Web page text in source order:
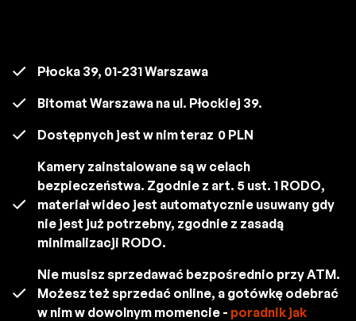
Płocka 39, 01-231 Warszawa
Bitomat Warszawa na ul. Płockiej 39.
Dostępnych jest w nim teraz 0 PLN
Kamery zainstalowane są w celach
bezpieczeństwa. Zgodnie z art. 5 ust. 1 RODO,
materiał wideo jest automatycznie usuwany gdy
nie jest już potrzebny, zgodnie z zasadą
minimalizacji RODO.
Nie musisz sprzedawać bezpośrednio przy ATM.
Możesz też sprzedać online, a gotówkę odebrać
w nim w dowolnym momencie - poradnik jak